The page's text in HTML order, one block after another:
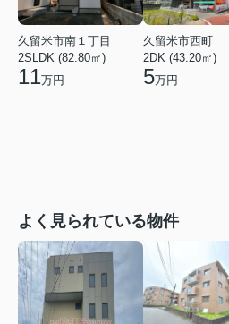
久留米市南１丁目
2SLDK (82.80㎡)
11万円
久留米市西町
2DK (43.20㎡)
5万円
よく見られている物件